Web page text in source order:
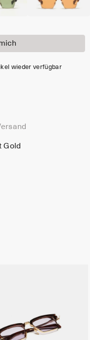
wieder verfügbar
Gold